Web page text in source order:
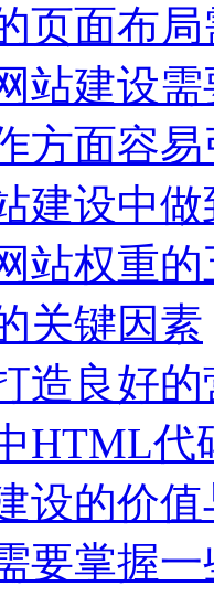
页面布
站建设
方面容
建设中
站权重
关键因素
造良好
HTML代
设的价
要掌握